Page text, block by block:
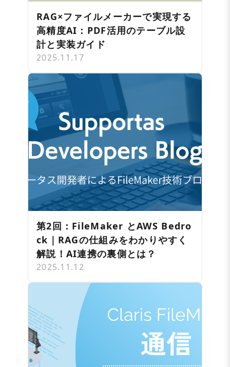
RAG×ファイルメーカーで実現する
高精度AI：PDF活用のテーブル設
計と実装ガイド
2025.11.17
第2回：FileMaker とAWS Bedro
ck｜RAGの仕組みをわかりやすく
解説！AI連携の裏側とは？
2025.11.12